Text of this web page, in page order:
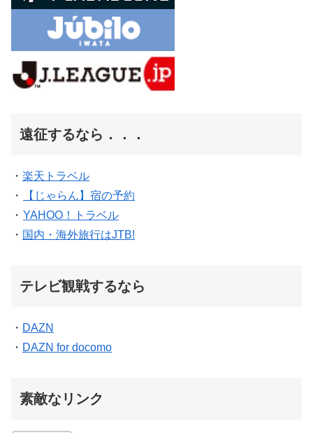
遠征するなら．．．
・ 楽天トラベル
・
【じゃらん】宿の予約
・ YAHOO！トラベル
・ 国内・海外旅行はJTB!
テレビ観戦するなら
・ DAZN
・ DAZN for docomo
素敵なリンク